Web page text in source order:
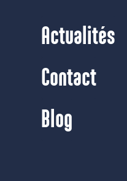
Actualités
Contact
Blog